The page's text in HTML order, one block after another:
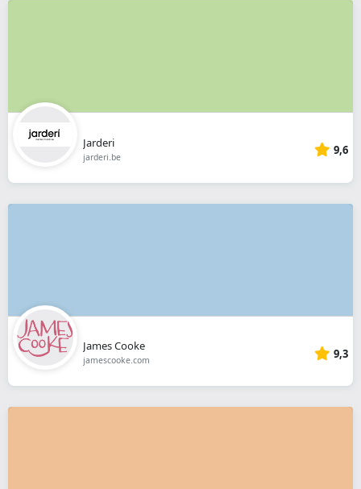
Jarderi
jarderi.be 9,6
James Cooke
jamescooke.com 9,3